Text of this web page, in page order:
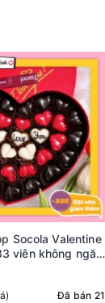
viên không ngăn
Đã bán 21